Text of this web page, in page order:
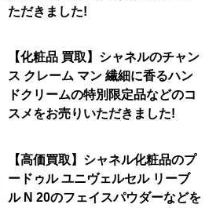
ただきました!
【化粧品 買取】シャネルのチャン
ス クレーム マン 繊細に香るハン
ドクリームの特別限定品などのコ
スメをお売りいただきました!
【高価買取】シャネル化粧品のプ
ードゥル ユニヴェルセル リーブ
ル N 20のフェイスパウダーなどを